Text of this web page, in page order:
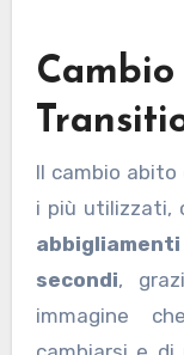
Il cambio abito
i più utilizzati,
secondi,
immagine